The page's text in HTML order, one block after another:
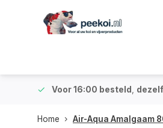
Voor 16:00 besteld
Home Air-Aqua Amalgaam